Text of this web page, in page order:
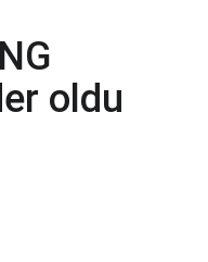
oldu